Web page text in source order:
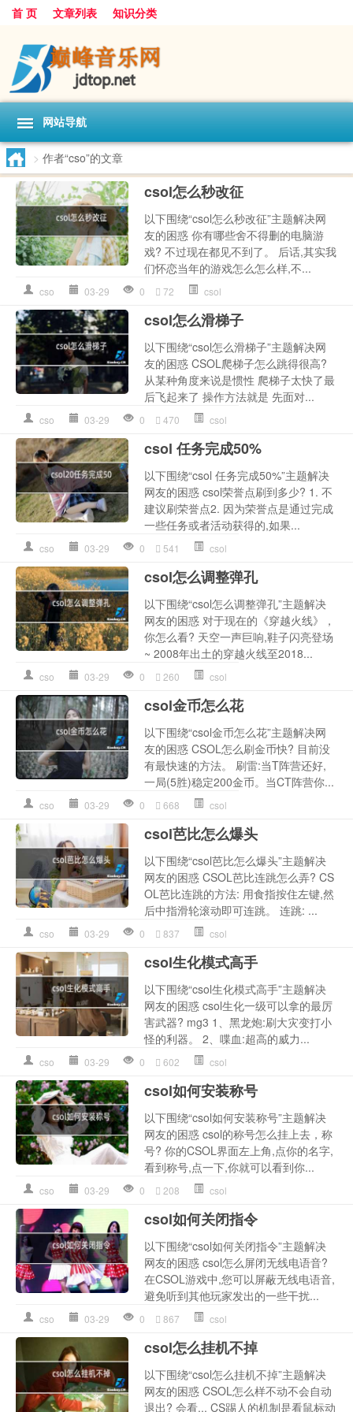
首 页 文章列表 知识分类
网站导航
> 作者“cso”的文章
csol怎么秒改征
以下围绕“csol怎么秒改征”主题解决网
友的困惑 你有哪些舍不得删的电脑游
戏? 不过现在都见不到了。 后话,其实我
们怀恋当年的游戏怎么怎么样,不...
cso 03-29 0 72 csol
csol怎么滑梯子
以下围绕“csol怎么滑梯子”主题解决网
友的困惑 CSOL爬梯子怎么跳得很高?
从某种角度来说是惯性 爬梯子太快了最
后飞起来了 操作方法就是 先面对...
cso 03-29 0 470 csol
csol 任务完成50%
以下围绕“csol 任务完成50%”主题解决
网友的困惑 csol荣誉点刷到多少? 1. 不
建议刷荣誉点2. 因为荣誉点是通过完成
一些任务或者活动获得的,如果...
cso 03-29 0 541 csol
csol怎么调整弹孔
以下围绕“csol怎么调整弹孔”主题解决
网友的困惑 对于现在的《穿越火线》，
你怎么看? 天空一声巨响,鞋子闪亮登场
~ 2008年出土的穿越火线至2018...
cso 03-29 0 260 csol
csol金币怎么花
以下围绕“csol金币怎么花”主题解决网
友的困惑 CSOL怎么刷金币快? 目前没
有最快速的方法。 刷雷:当T阵营还好,
一局(5胜)稳定200金币。当CT阵营你...
cso 03-29 0 668 csol
csol芭比怎么爆头
以下围绕“csol芭比怎么爆头”主题解决
网友的困惑 CSOL芭比连跳怎么弄? CS
OL芭比连跳的方法: 用食指按住左键,然
后中指滑轮滚动即可连跳。 连跳: ...
cso 03-29 0 837 csol
csol生化模式高手
以下围绕“csol生化模式高手”主题解决
网友的困惑 csol生化一级可以拿的最厉
害武器? mg3 1、黑龙炮:刷大灾变打小
怪的利器。 2、喋血:超高的威力...
cso 03-29 0 602 csol
csol如何安装称号
以下围绕“csol如何安装称号”主题解决
网友的困惑 csol的称号怎么挂上去，称
号? 你的CSOL界面左上角,点你的名字,
看到称号,点一下,你就可以看到你...
cso 03-29 0 208 csol
csol如何关闭指令
以下围绕“csol如何关闭指令”主题解决
网友的困惑 csol怎么屏闭无线电语音?
在CSOL游戏中,您可以屏蔽无线电语音,
避免听到其他玩家发出的一些干扰...
cso 03-29 0 867 csol
csol怎么挂机不掉
以下围绕“csol怎么挂机不掉”主题解决
网友的困惑 CSOL怎么样不动不会自动
退出? 会看... CS踢人的机制是看鼠标动